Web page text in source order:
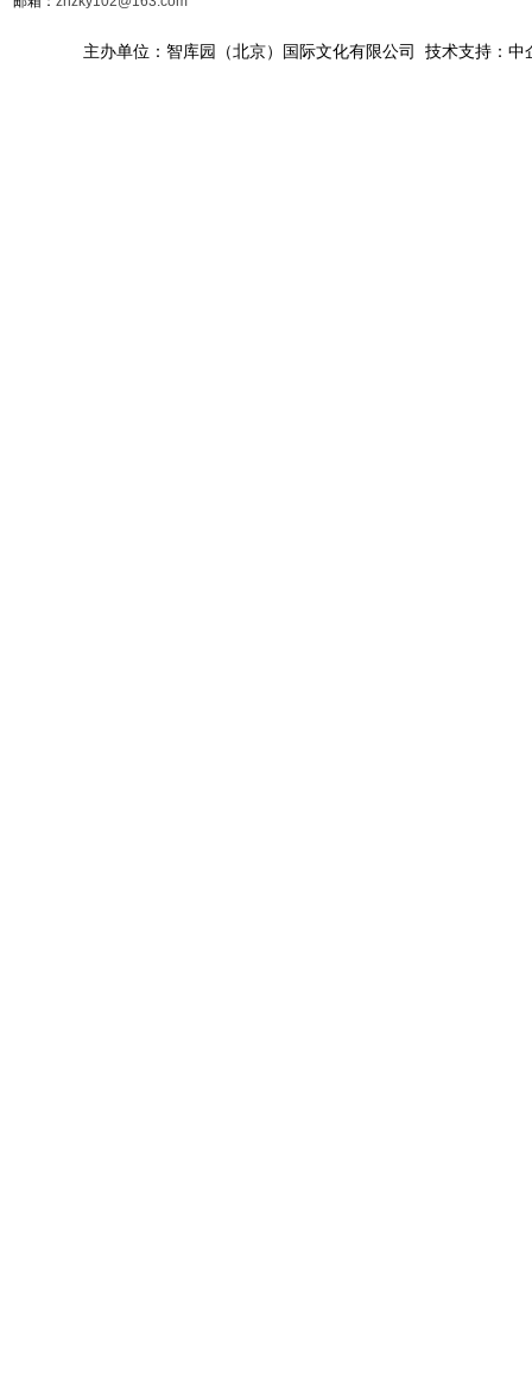
主办单位：智库园（北京）国际文化有限公司 技术支持：